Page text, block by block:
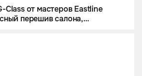
Class от мастеров Eastline
перешив салона,